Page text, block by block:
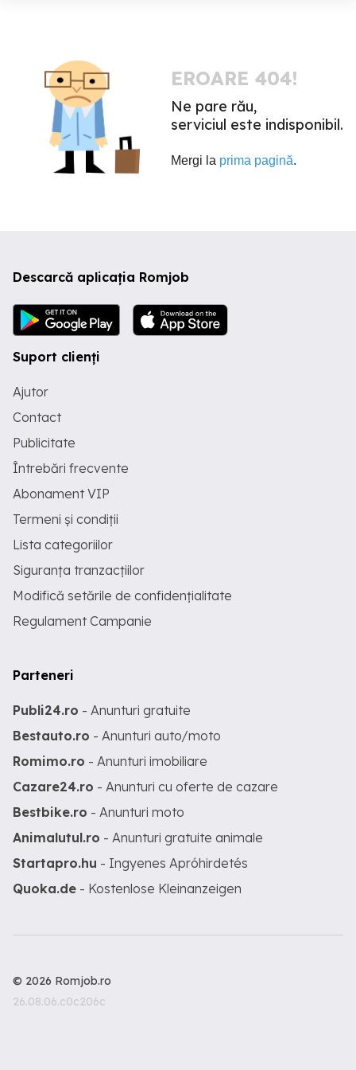
EROARE 404!
Ne pare rău,
serviciul este indisponibil.
Mergi la prima pagină.
Descarcă aplicația Romjob
Suport clienți
Ajutor
Contact
Publicitate
Întrebări frecvente
Abonament VIP
Termeni și condiții
Lista categoriilor
Siguranța tranzacțiilor
Modifică setările de confidențialitate
Regulament Campanie
Parteneri
Publi24.ro - Anunturi gratuite
Bestauto.ro - Anunturi auto/moto
Romimo.ro - Anunturi imobiliare
Cazare24.ro - Anunturi cu oferte de cazare
Bestbike.ro - Anunturi moto
Animalutul.ro - Anunturi gratuite animale
Startapro.hu - Ingyenes Apróhirdetés
Quoka.de - Kostenlose Kleinanzeigen
© 2026 Romjob.ro
26.08.06.c0c206c